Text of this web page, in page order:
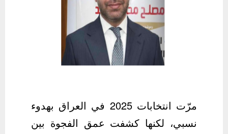
مرّت انتخابات 2025 في العراق بهدوء
نسبي، لكنها كشفت عمق الفجوة بين